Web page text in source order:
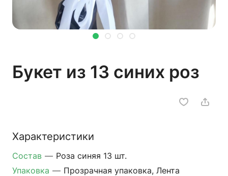
Букет из 13 синих роз
Характеристики
Состав — Роза синяя 13 шт.
Упаковка — Прозрачная упаковка, Лента